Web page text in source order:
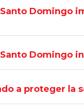
Domingo
Domingo
a proteger